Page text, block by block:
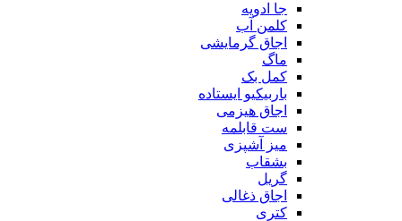
جا ادویه
کلمن آب
اجاق گرمایشی
ماگ
کمل بک
باربیکیو ایستاده
اجاق هیزمی
ست قابلمه
میز آشپزی
بشقاب
گریل
اجاق ذغالی
کتری